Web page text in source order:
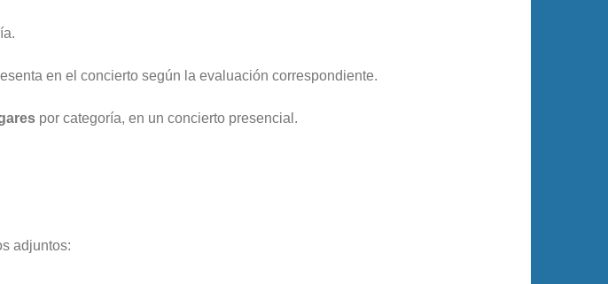
en el concierto según la evaluación correspondiente.
por categoría, en un concierto presencial.
adjuntos: